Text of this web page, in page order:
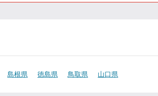
島根県 徳島県 鳥取県 山口県